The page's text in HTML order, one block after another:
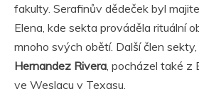
fakulty. Serafinův dědeček byl
Elena, kde sekta prováděla rituální
mnoho svých obětí. Další člen
Hernandez Rivera , pocházel také z
ve Weslacu v Texasu.